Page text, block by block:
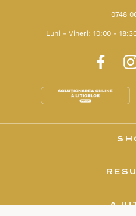
0748
Luni - Vineri: 10:00 -